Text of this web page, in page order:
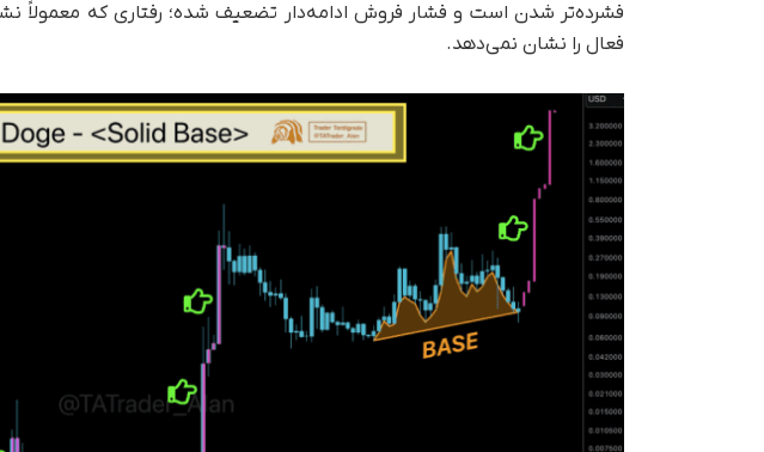
فشرده‌تر شدن است و فشار فروش ادامه‌دار تضعیف شده؛ رفتاری که معمولاً
فعال را نشان نمی‌دهد.